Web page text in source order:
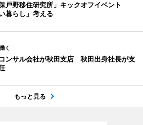
戸野移住研究所」キックオフイベント
暮らし」考える
く
ンサル会社が秋田支店 秋田出身社長が支
もっと見る